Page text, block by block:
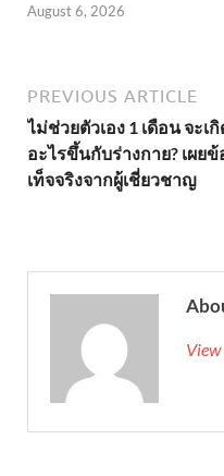
August 6, 2026
PREVIOUS ARTICLE
ไม่ช่วยตัวเอง 1 เดือน จะเ
อะไรขึ้นกับร่างกาย? เผยข้
เท็จจริงจากผู้เชี่ยวชาญ